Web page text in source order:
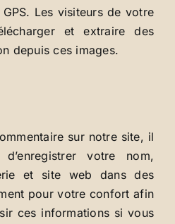
Les visiteurs de votre
et extraire des
depuis ces images.
sur notre site, il
votre nom,
et site web dans des
pour votre confort afin
ces informations si vous